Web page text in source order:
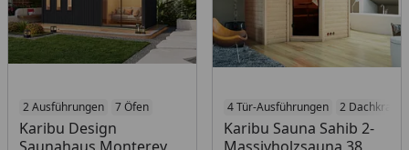
2 Ausführungen 7 Öfen
Karibu Design
4 Tür-Ausführungen 2
Karibu Sauna Sahib 2-